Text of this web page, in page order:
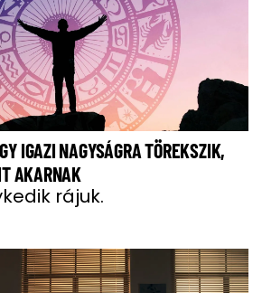
IGAZI NAGYSÁGRA TÖREKSZIK,
AKARNAK
rájuk.